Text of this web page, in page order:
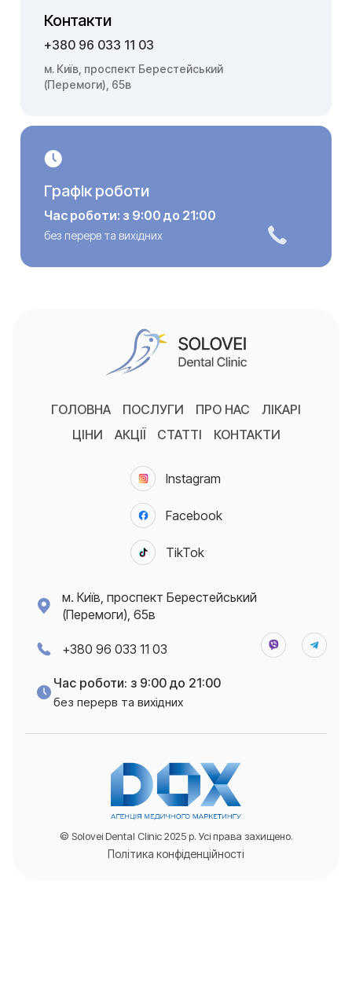
Контакти
+380 96 033 11 03
м. Київ, проспект Берестейський
(Перемоги), 65в
Графік роботи
Час роботи: з 9:00 до 21:00
без перерв та вихідних
ГОЛОВНА ПОСЛУГИ ПРО НАС
ЛІКАРІ
ЦІНИ
АКЦІЇ СТАТТІ КОНТАКТИ
Instagram
Facebook
TikTok
м. Київ, проспект Берестейський
(Перемоги), 65в
+380 96 033 11 03
Час роботи: з 9:00 до 21:00
без перерв та вихідних
© Solovei Dental Clinic 2025 р. Усі права захищено.
Політика конфіденційності